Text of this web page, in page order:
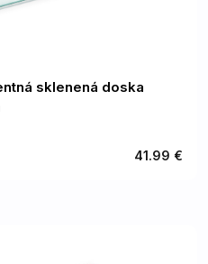
sklenená doska
41.99 €